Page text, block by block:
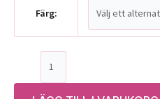
Färg: